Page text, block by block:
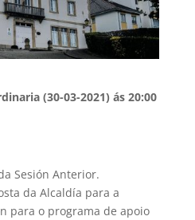
(30-03-2021) ás 20:00
Sesión Anterior.
da Alcaldía para a
para o programa de apoio